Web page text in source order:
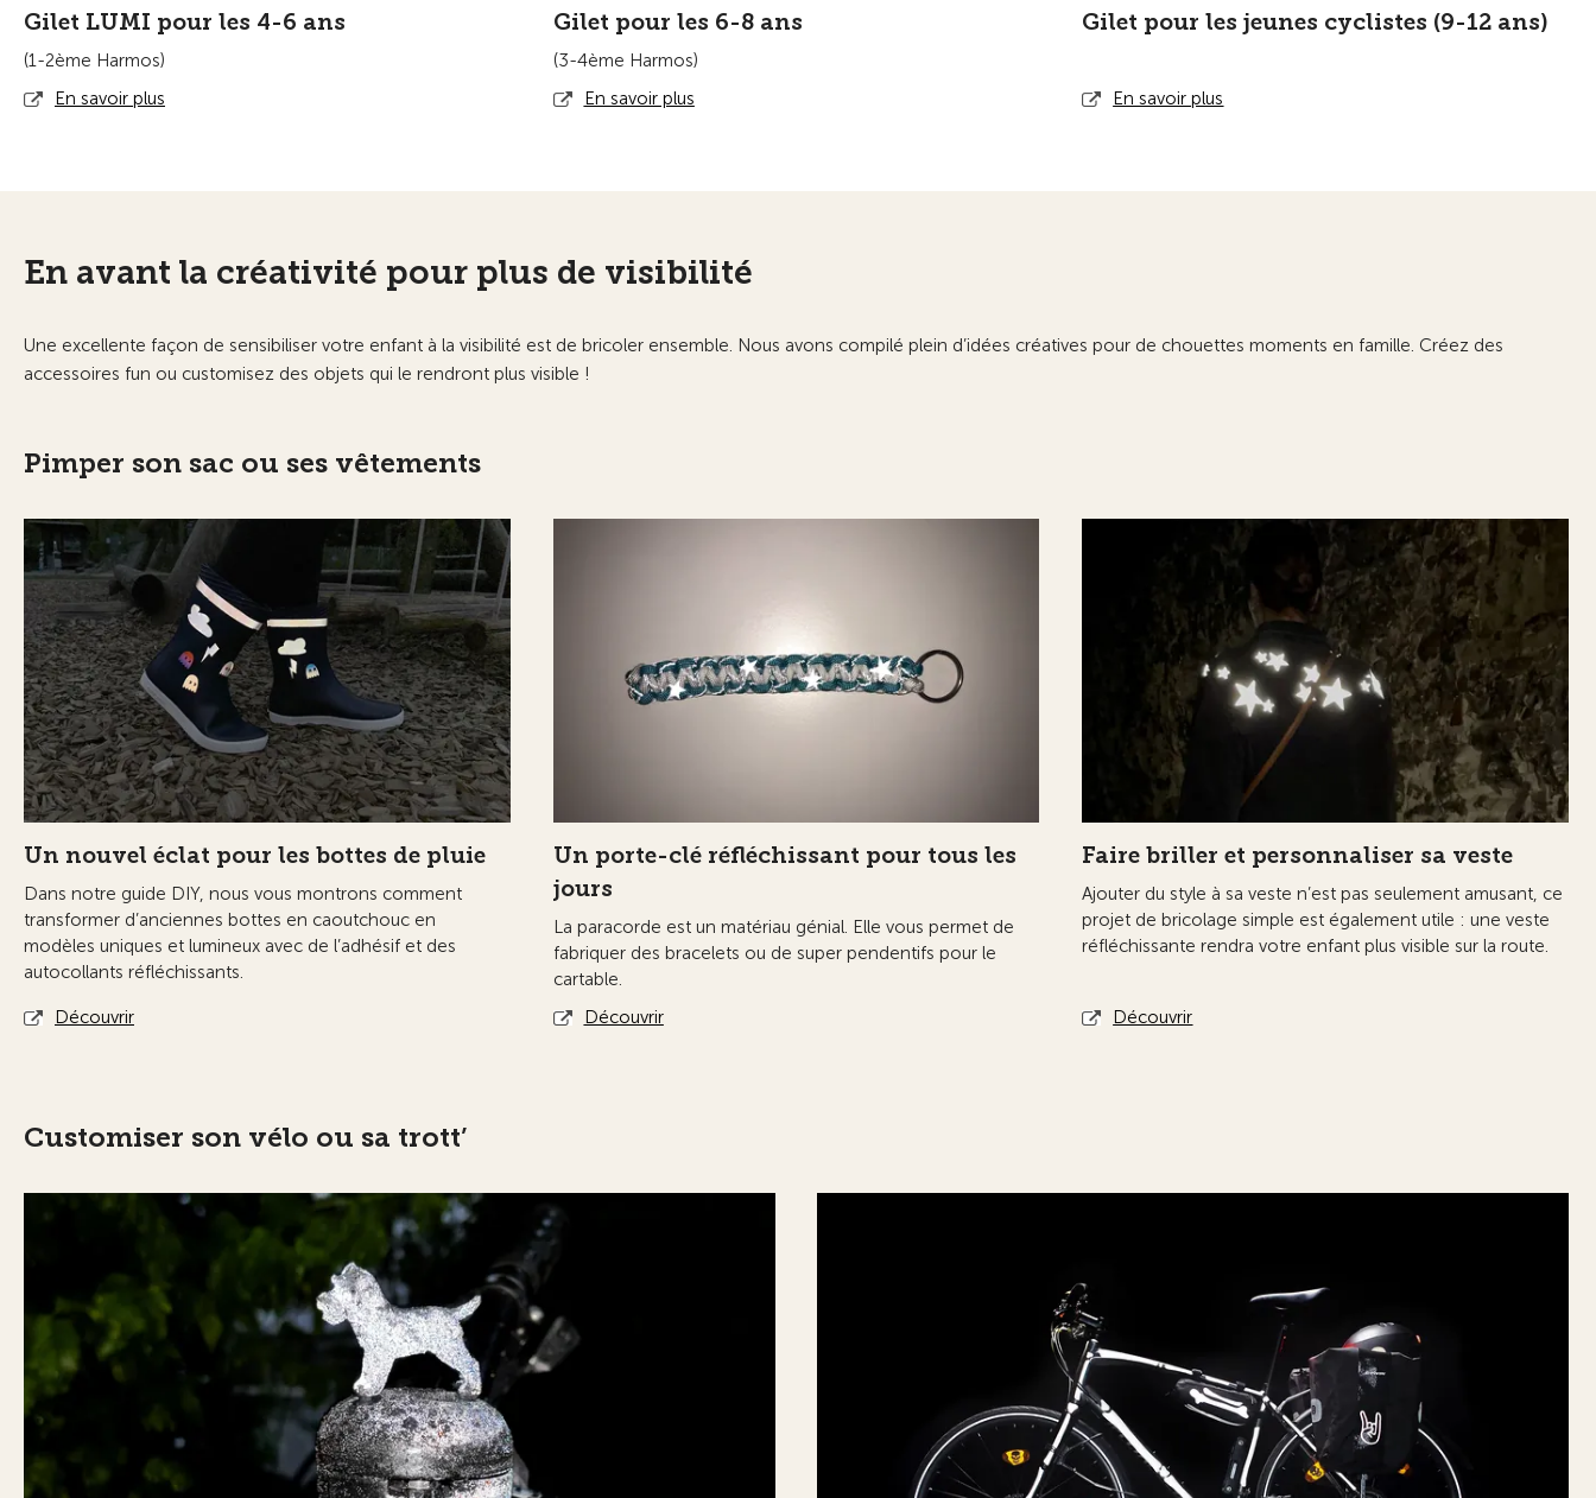
Gilet LUMI pour les 4-6 ans
(1-2ème Harmos)​
En savoir plus
Gilet pour les 6-8 ans
(3-4ème Harmos)
En savoir plus
Gilet pour les jeunes cyclistes (9-12 ans)
En savoir plus
En avant la créativité pour plus de visibilité
Une excellente façon de sensibiliser votre enfant à la visibilité est de bricoler ensemble. Nous avons compilé plein d’idées créatives pour de chouettes moments en famille. Créez des
accessoires fun ou customisez des objets qui le rendront plus visible !
Pimper son sac ou ses vêtements
Un nouvel éclat pour les bottes de pluie
Dans notre guide DIY, nous vous montrons comment
transformer d’anciennes bottes en caoutchouc en
modèles uniques et lumineux avec de l’adhésif et des
autocollants réfléchissants.
Découvrir
Un porte-clé réfléchissant pour tous les
jours
La paracorde est un matériau génial. Elle vous permet de
fabriquer des bracelets ou de super pendentifs pour le
cartable.
Découvrir
Faire briller et personnaliser sa veste
Ajouter du style à sa veste n’est pas seulement amusant, ce
projet de bricolage simple est également utile : une veste
réfléchissante rendra votre enfant plus visible sur la route.
Découvrir
Customiser son vélo ou sa trott’